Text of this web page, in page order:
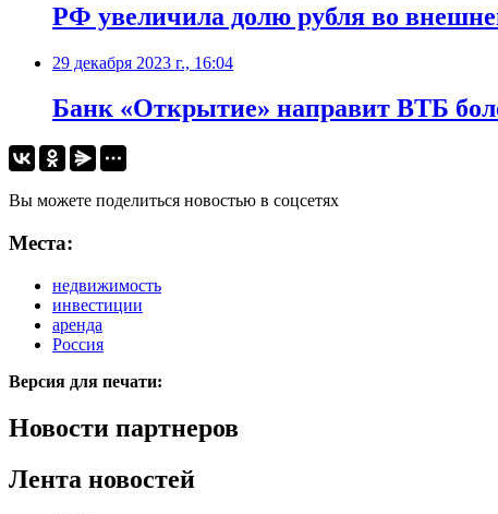
РФ увеличила долю рубля во
29 декабря 2023 г., 16:04
Банк «Открытие» направит ВТБ
Вы можете поделиться новостью в соцсетях
Места:
недвижимость
инвестиции
аренда
Россия
Версия для печати:
Новости партнеров
Лента новостей